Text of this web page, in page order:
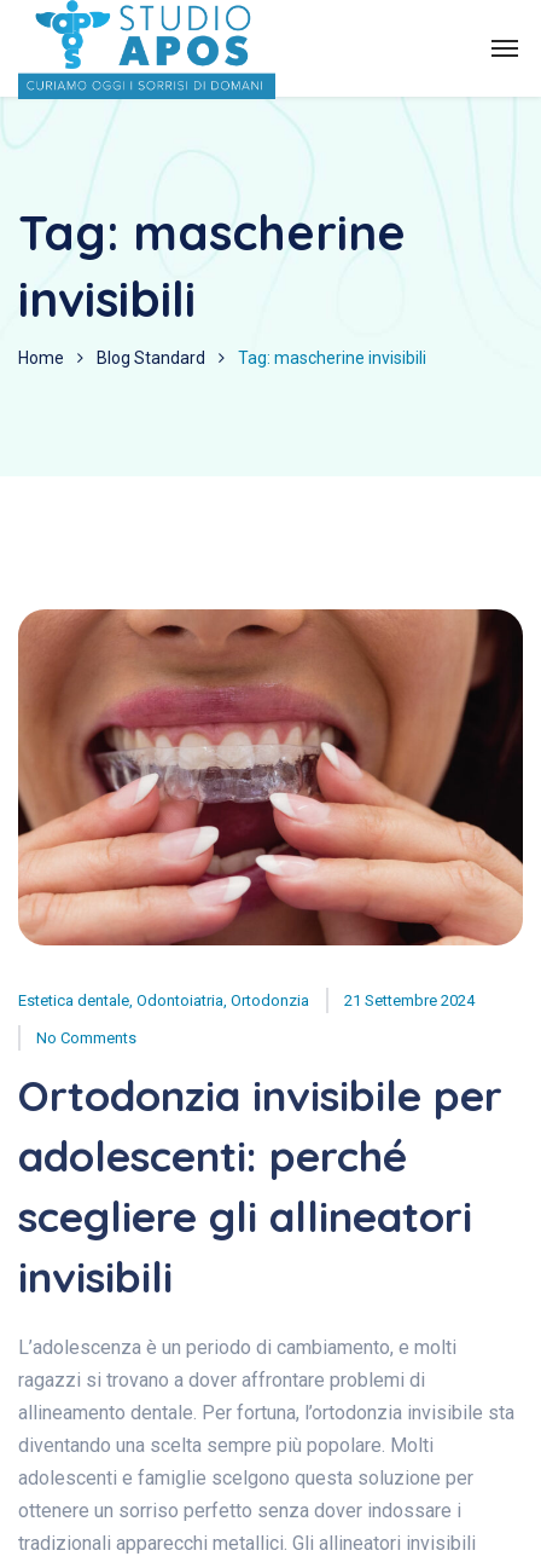
Tag: mascherine
invisibili
Home Blog Standard Tag: mascherine invisibili
Estetica dentale Odontoiatria Ortodonzia 21 Settembre 2024
No Comments
Ortodonzia invisibile per
adolescenti: perché
scegliere gli allineatori
invisibili
L’adolescenza è un periodo di cambiamento, e molti
ragazzi si trovano a dover affrontare problemi di
allineamento dentale. Per fortuna, l’ortodonzia invisibile sta
diventando una scelta sempre più popolare. Molti
adolescenti e famiglie scelgono questa soluzione per
ottenere un sorriso perfetto senza dover indossare i
tradizionali apparecchi metallici. Gli allineatori invisibili